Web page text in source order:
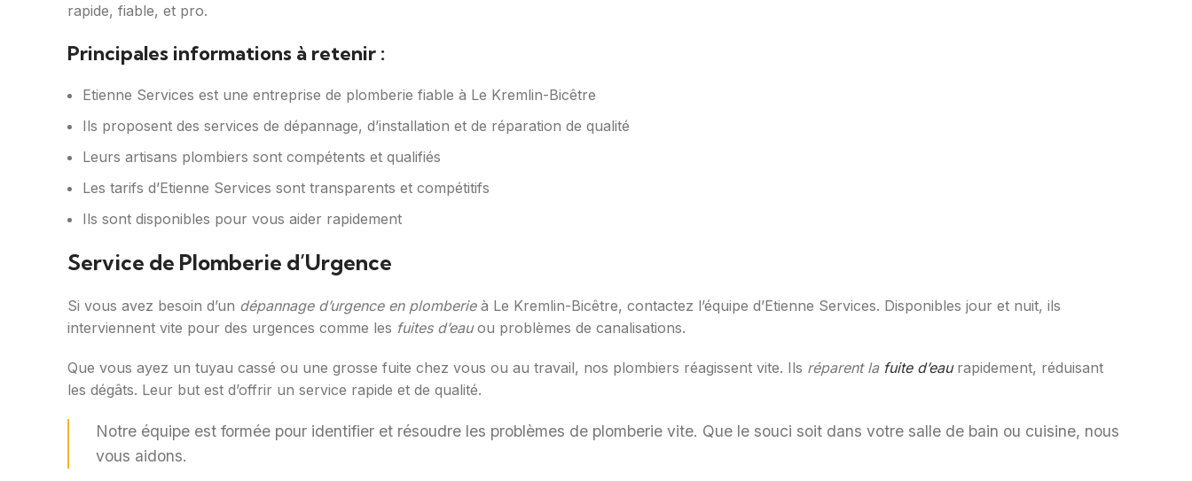
rapide, fiable, et pro.
Principales informations à retenir :
Etienne Services est une entreprise de plomberie fiable à Le Kremlin-Bicêtre
Ils proposent des services de dépannage, d’installation et de réparation de qualité
Leurs artisans plombiers sont compétents et qualifiés
Les tarifs d’Etienne Services sont transparents et compétitifs
Ils sont disponibles pour vous aider rapidement
Service de Plomberie d’Urgence
Si vous avez besoin d’un dépannage d’urgence en plomberieà Le Kremlin-Bicêtre, contactez l’équipe d’Etienne Services. Disponibles jour et nuit, ils
interviennent vite pour des urgences comme les fuites d’eauou problèmes de canalisations.
Que vous ayez un tuyau cassé ou une grosse fuite chez vous ou au travail, nos plombiers réagissent vite. Ils réparent la fuite d’eaurapidement, réduisant
les dégâts. Leur but est d’offrir un service rapide et de qualité.
Notre équipe est formée pour identifier et résoudre les problèmes de plomberie vite. Que le souci soit dans votre salle de bain ou cuisine, nous
vous aidons.